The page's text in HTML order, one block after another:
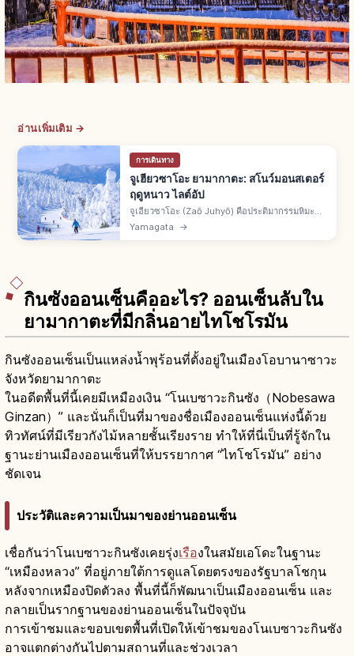
อ่านเพิ่มเติม →
การเดินทาง
จูเฮียวซาโอะ ยามากาตะ: สโนว์มอนสเตอร์
ฤดูหนาว ไลต์อัป
จูเฮียวซาโอะ (Zaō Juhyō) คือประติมากรรมหิมะ
ธรรมชาติบนเทือกเขาซาโอะคร่อม จ.ยามากาตะ-มิ
ยางิ สโนว์มอนสเตอร์ ต้นอาโอโมริโทโดมัตสึเคลือบ
Yamagata →
กินซังออนเซ็นคืออะไร? ออนเซ็นลับใน
ยามากาตะที่มีกลิ่นอายไทโชโรมัน
กินซังออนเซ็นเป็นแหล่งน้ำพุร้อนที่ตั้งอยู่ในเมืองโอบานาซาวะ
จังหวัดยามากาตะ
ในอดีตพื้นที่นี้เคยมีเหมืองเงิน “โนเบซาวะกินซัง（Nobesawa
Ginzan）” และนั่นก็เป็นที่มาของชื่อเมืองออนเซ็นแห่งนี้ด้วย
ทิวทัศน์ที่มีเรียวกังไม้หลายชั้นเรียงราย ทำให้ที่นี่เป็นที่รู้จักใน
ฐานะย่านเมืองออนเซ็นที่ให้บรรยากาศ “ไทโชโรมัน” อย่าง
ชัดเจน
ประวัติและความเป็นมาของย่านออนเซ็น
เชื่อกันว่าโนเบซาวะกินซังเคยรุ่งเรืองในสมัยเอโดะในฐานะ
“เหมืองหลวง” ที่อยู่ภายใต้การดูแลโดยตรงของรัฐบาลโชกุน
หลังจากเหมืองปิดตัวลง พื้นที่นี้ก็พัฒนาเป็นเมืองออนเซ็น และ
กลายเป็นรากฐานของย่านออนเซ็นในปัจจุบัน
การเข้าชมและขอบเขตพื้นที่เปิดให้เข้าชมของโนเบซาวะกินซัง
อาจแตกต่างกันไปตามสถานที่และช่วงเวลา